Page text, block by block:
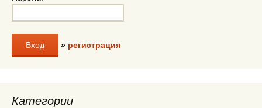
» регистрация
Категории